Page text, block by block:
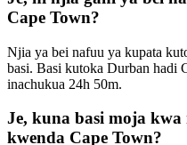
Cape Town?
Njia ya bei nafuu ya kupata
basi. Basi kutoka Durban hadi
inachukua 24h 50m.
Je, kuna basi moja
kwenda Cape Town?